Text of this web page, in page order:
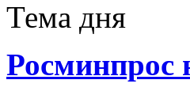
Тема дня
Росминпрос